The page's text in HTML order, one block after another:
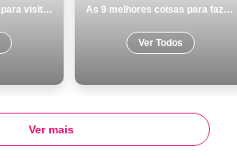
Os 9 melhores locais para visitar em Peniche As 9 melhores coisas para fazer e visitar em BraganÃ§a
Ver Todos
Ver mais